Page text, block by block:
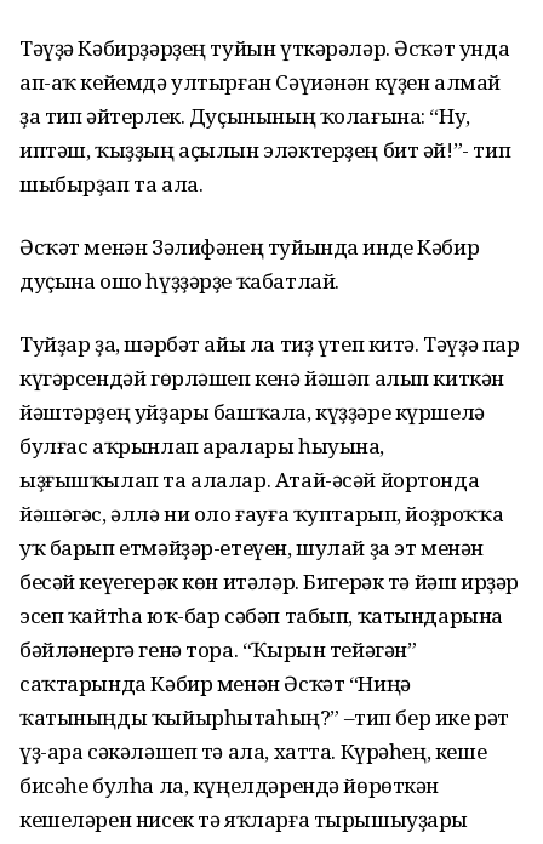
Тәүҙә Кәбирҙәрҙең туйын үткәрәләр. Әсҡәт унда
ап-аҡ кейемдә ултырған Сәүиәнән күҙен алмай
ҙа тип әйтерлек. Дуҫынының ҡолағына: “Ну,
иптәш, ҡыҙҙың аҫылын эләктерҙең бит әй!”- тип
шыбырҙап та ала.
Әсҡәт менән Зәлифәнең туйында инде Кәбир
дуҫына ошо һүҙҙәрҙе ҡабатлай.
Туйҙар ҙа, шәрбәт айы ла тиҙ үтеп китә. Тәүҙә пар
күгәрсендәй гөрләшеп кенә йәшәп алып киткән
йәштәрҙең уйҙары башҡала, күҙҙәре күршелә
булғас аҡрынлап аралары һыуына,
ыҙғышҡылап та алалар. Атай-әсәй йортонда
йәшәгәс, әллә ни оло ғауға ҡуптарып, йоҙроҡҡа
уҡ барып етмәйҙәр-етеүен, шулай ҙа эт менән
бесәй кеүегерәк көн итәләр. Бигерәк тә йәш ирҙәр
эсеп ҡайтһа юҡ-бар сәбәп табып, ҡатындарына
бәйләнергә генә тора. “Ҡырын тейәгән”
саҡтарында Кәбир менән Әсҡәт “Ниңә
ҡатыныңды ҡыйырһытаһың?” –тип бер ике рәт
үҙ-ара сәкәләшеп тә ала, хатта. Күрәһең, кеше
бисәһе булһа ла, күңелдәрендә йөрөткән
кешеләрен нисек тә яҡларға тырышыуҙары